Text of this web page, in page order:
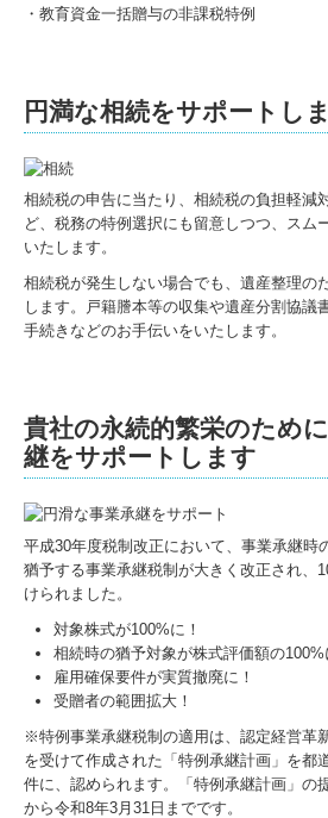
・教育資金一括贈与の非課税特例
円満な相続をサポートし
相続税の申告に当たり、相続税の負担軽減
ど、税務の特例選択にも留意しつつ、スム
いたします。
相続税が発生しない場合でも、遺産整理の
します。戸籍謄本等の収集や遺産分割協議
手続きなどのお手伝いをいたします。
貴社の永続的繁栄のため
継をサポートします
平成30年度税制改正において、事業承継時
猶予する事業承継税制が大きく改正され、
けられました。
対象株式が100%に！
相続時の猶予対象が株式評価額の100%
雇用確保要件が実質撤廃に！
受贈者の範囲拡大！
※特例事業承継税制の適用は、認定経営革
を受けて作成された「特例承継計画」を都
件に、認められます。「特例承継計画」の
から令和8年3月31日までです。